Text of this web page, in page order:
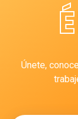
Únete,